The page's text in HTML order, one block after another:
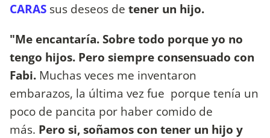
CARAS sus deseos de tener un hijo.
"Me encantaría. Sobre todo porque yo no
tengo hijos. Pero siempre consensuado con
Fabi. Muchas veces me inventaron
embarazos, la última vez fue porque tenía un
poco de pancita por haber comido de
más. Pero si, soñamos con tener un hijo y